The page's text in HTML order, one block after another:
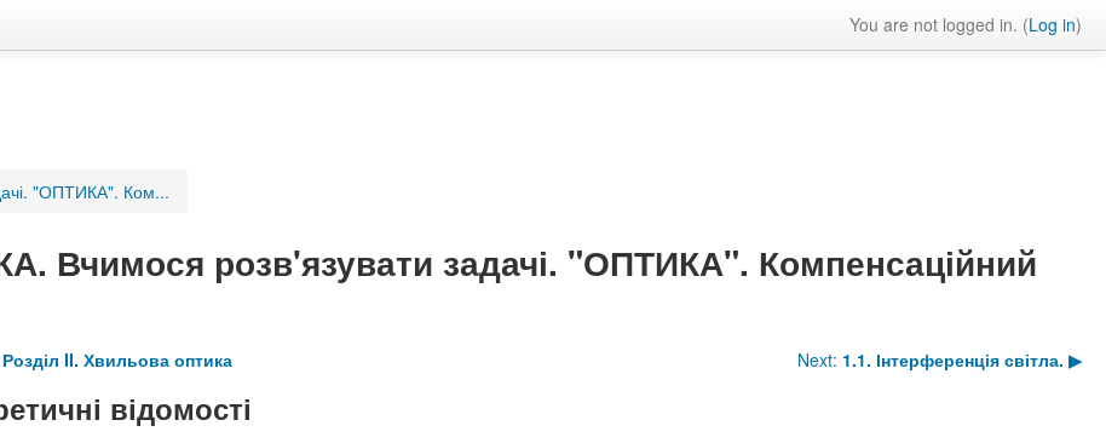
You are not logged in. (Log in)
"ОПТИКА". Ком...
Вчимося розв'язувати задачі. "ОПТИКА". Компенсаційний
Розділ II. Хвильова оптика Next: 1.1. Інтерференція світла. ▶︎
відомості